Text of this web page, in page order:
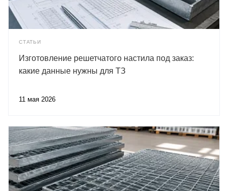
СТАТЬИ
Изготовление решетчатого настила под заказ:
какие данные нужны для ТЗ
11 мая 2026